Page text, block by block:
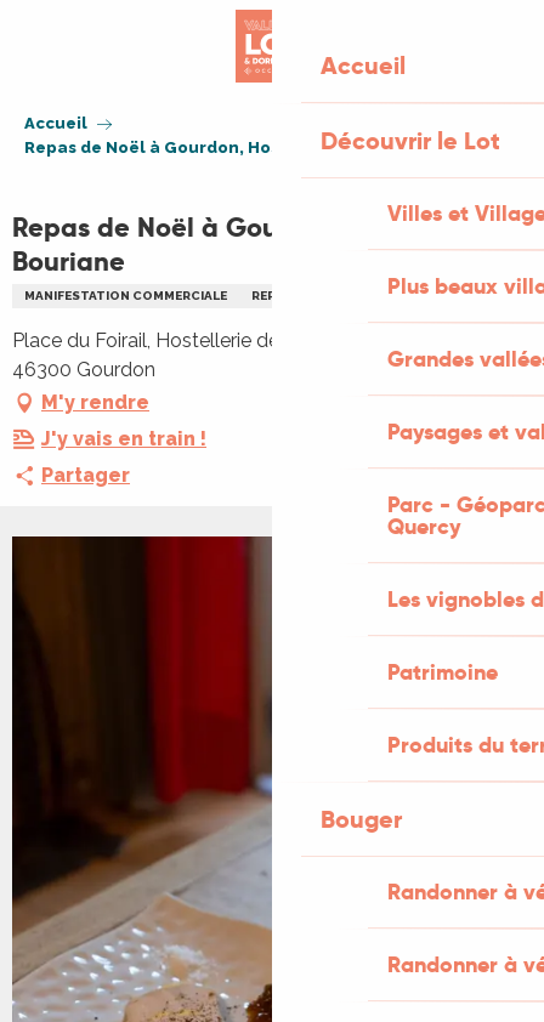
Accueil
Découvrir le Lot
Villes et
Plus beaux
Grandes
Paysages et
Parc -
Quercy
Les vignobles
Patrimoine
Produits du
Bouger
Randonner à
Randonner à
Accueil
Repas de Noël à Gourdon, Hostellerie La Bouriane
Repas de Noël à Gourdon, Hostellerie La
Bouriane
MANIFESTATION COMMERCIALE REPAS
Place du Foirail, Hostellerie de la Bouriane, Place du Foirail,
46300 Gourdon
M'y rendre
J'y vais en train !
Partager